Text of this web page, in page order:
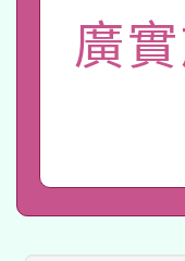
業技
用水
115
桃園
開
2026
本
招甄
本館
廣